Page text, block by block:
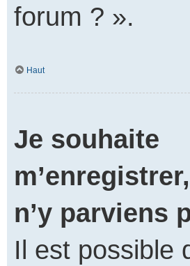
forum ? ».
Haut
Je souhaite
n’y parviens
Il est possible